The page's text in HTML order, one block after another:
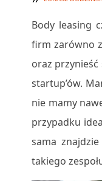
Body leasing
firm zarówno
oraz
startup’ów.
nie mamy
przypadku
sama
takiego